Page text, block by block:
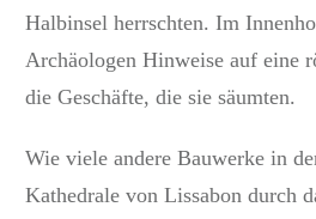
Halbinsel herrschten. Im
Archäologen Hinweise auf eine
die Geschäfte, die sie säumten.
Wie viele andere Bauwerke in
Kathedrale von Lissabon durch